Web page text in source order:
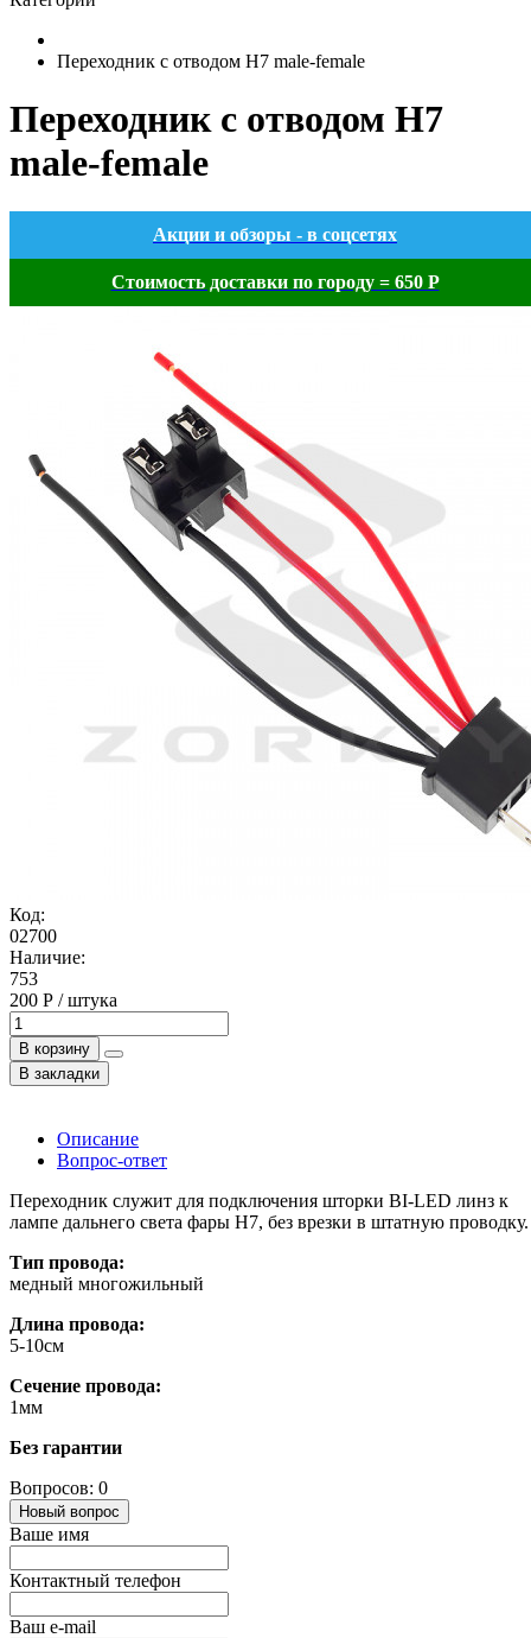
Переходник с отводом H7 male-female
Переходник с отводом H7
male-female
Акции и обзоры - в соцсетях
Стоимость доставки по городу = 650 Р
Код:
02700
Наличие:
753
200 Р / штука
В корзину
В закладки
Описание
Вопрос-ответ
Переходник служит для подключения шторки BI-LED линз к
лампе дальнего света фары H7, без врезки в штатную проводку.
Тип провода:
медный многожильный
Длина провода:
5-10см
Сечение провода:
1мм
Без гарантии
Вопросов: 0
Новый вопрос
Ваше имя
Контактный телефон
Ваш e-mail